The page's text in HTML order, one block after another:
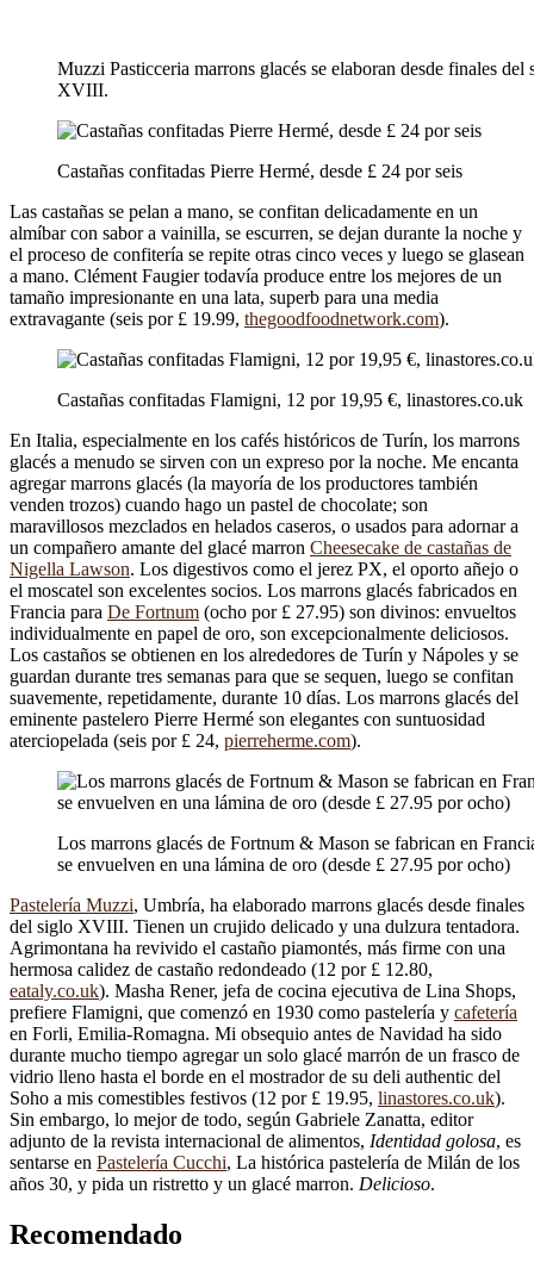
Muzzi Pasticceria marrons glacés se elaboran desde finales del
XVIII.
Castañas confitadas Pierre Hermé, desde £ 24 por seis
Las castañas se pelan a mano, se confitan delicadamente en un
almíbar con sabor a vainilla, se escurren, se dejan durante la noche y
el proceso de confitería se repite otras cinco veces y luego se glasean
a mano. Clément Faugier todavía produce entre los mejores de un
tamaño impresionante en una lata, superb para una media
extravagante (seis por £ 19.99, thegoodfoodnetwork.com).
Castañas confitadas Flamigni, 12 por 19,95 €, linastores.co.uk
En Italia, especialmente en los cafés históricos de Turín, los marrons
glacés a menudo se sirven con un expreso por la noche. Me encanta
agregar marrons glacés (la mayoría de los productores también
venden trozos) cuando hago un pastel de chocolate; son
maravillosos mezclados en helados caseros, o usados ​​para adornar a
un compañero amante del glacé marron Cheesecake de castañas de
Nigella Lawson. Los digestivos como el jerez PX, el oporto añejo o
el moscatel son excelentes socios. Los marrons glacés fabricados en
Francia para De Fortnum (ocho por £ 27.95) son divinos: envueltos
individualmente en papel de oro, son excepcionalmente deliciosos.
Los castaños se obtienen en los alrededores de Turín y Nápoles y se
guardan durante tres semanas para que se sequen, luego se confitan
suavemente, repetidamente, durante 10 días. Los marrons glacés del
eminente pastelero Pierre Hermé son elegantes con suntuosidad
aterciopelada (seis por £ 24, pierreherme.com).
Los marrons glacés de Fortnum & Mason se fabrican en
se envuelven en una lámina de oro (desde £ 27.95 por ocho)
Pastelería Muzzi, Umbría, ha elaborado marrons glacés desde finales
del siglo XVIII. Tienen un crujido delicado y una dulzura tentadora.
Agrimontana ha revivido el castaño piamontés, más firme con una
hermosa calidez de castaño redondeado (12 por £ 12.80,
eataly.co.uk). Masha Rener, jefa de cocina ejecutiva de Lina Shops,
prefiere Flamigni, que comenzó en 1930 como pastelería y cafetería
en Forli, Emilia-Romagna. Mi obsequio antes de Navidad ha sido
durante mucho tiempo agregar un solo glacé marrón de un frasco de
vidrio lleno hasta el borde en el mostrador de su deli authentic del
Soho a mis comestibles festivos (12 por £ 19.95, linastores.co.uk).
Sin embargo, lo mejor de todo, según Gabriele Zanatta, editor
adjunto de la revista internacional de alimentos, Identidad golosa, es
sentarse en Pastelería Cucchi, La histórica pastelería de Milán de los
años 30, y pida un ristretto y un glacé marron. Delicioso.
Recomendado